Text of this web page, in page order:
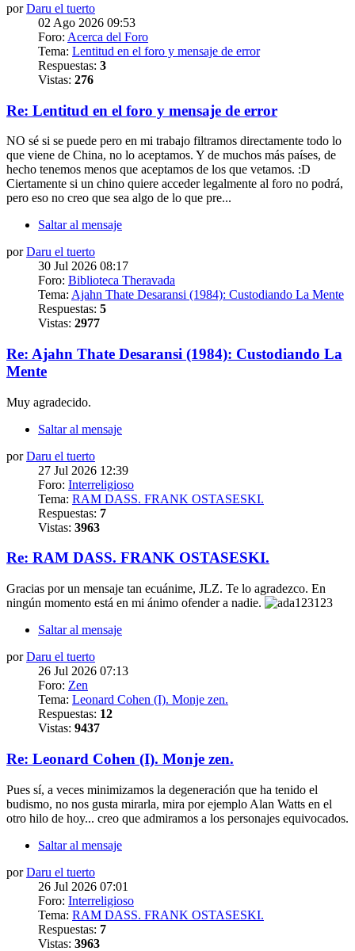
porDaru el tuerto
02 Ago 2026 09:53
Foro: Acerca del Foro
Tema: Lentitud en el foro y mensaje de error
Respuestas: 3
Vistas: 276
Re: Lentitud en el foro y mensaje de error
NO sé si se puede pero en mi trabajo filtramos directamente todo lo
que viene de China, no lo aceptamos. Y de muchos más países, de
hecho tenemos menos que aceptamos de los que vetamos. :D
Ciertamente si un chino quiere acceder legalmente al foro no podrá,
pero eso no creo que sea algo de lo que pre...
Saltar al mensaje
porDaru el tuerto
30 Jul 2026 08:17
Foro: Biblioteca Theravada
Tema: Ajahn Thate Desaransi (1984): Custodiando La Mente
Respuestas: 5
Vistas: 2977
Re: Ajahn Thate Desaransi (1984): Custodiando La
Mente
Muy agradecido.
Saltar al mensaje
porDaru el tuerto
27 Jul 2026 12:39
Foro: Interreligioso
Tema: RAM DASS. FRANK OSTASESKI.
Respuestas: 7
Vistas: 3963
Re: RAM DASS. FRANK OSTASESKI.
Gracias por un mensaje tan ecuánime, JLZ. Te lo agradezco. En
ningún momento está en mi ánimo ofender a nadie.
Saltar al mensaje
porDaru el tuerto
26 Jul 2026 07:13
Foro: Zen
Tema: Leonard Cohen (I). Monje zen.
Respuestas: 12
Vistas: 9437
Re: Leonard Cohen (I). Monje zen.
Pues sí, a veces minimizamos la degeneración que ha tenido el
budismo, no nos gusta mirarla, mira por ejemplo Alan Watts en el
otro hilo de hoy... creo que admiramos a los personajes equivocados.
Saltar al mensaje
porDaru el tuerto
26 Jul 2026 07:01
Foro: Interreligioso
Tema: RAM DASS. FRANK OSTASESKI.
Respuestas: 7
Vistas: 3963